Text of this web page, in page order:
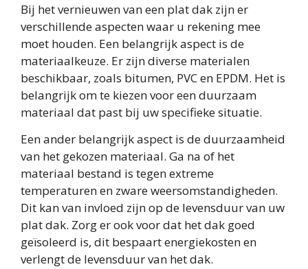
Bij het vernieuwen van een plat dak zijn er
verschillende aspecten waar u rekening mee
moet houden. Een belangrijk aspect is de
materiaalkeuze. Er zijn diverse materialen
beschikbaar, zoals bitumen, PVC en EPDM. Het is
belangrijk om te kiezen voor een duurzaam
materiaal dat past bij uw specifieke situatie.
Een ander belangrijk aspect is de duurzaamheid
van het gekozen materiaal. Ga na of het
materiaal bestand is tegen extreme
temperaturen en zware weersomstandigheden.
Dit kan van invloed zijn op de levensduur van uw
plat dak. Zorg er ook voor dat het dak goed
geïsoleerd is, dit bespaart energiekosten en
verlengt de levensduur van het dak.